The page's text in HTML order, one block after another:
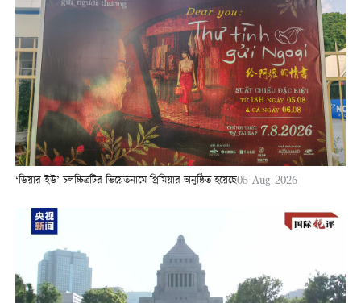
‘ডিয়ার ইউ’ চলচ্চিত্রটির ভিয়েতনামে প্রিমিয়ার অনুষ্ঠিত হয়েছে05-Aug-2026